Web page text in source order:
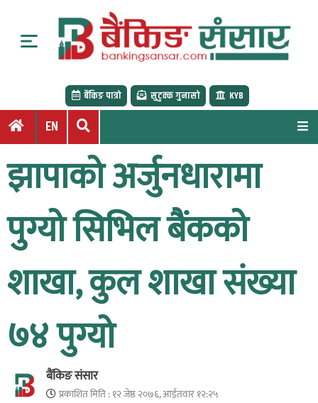
o
बैंकिङ पात्रो सुटुक्क गुनासो KYB
EN
झापाको अर्जुनधारामा
पुग्यो सिभिल बैंकको
शाखा, कुल शाखा संख्या
७४ पुग्यो
बैंकिङ संसार
प्रकाशित मिति :१२ जेष्ठ २०७६, आईतवार १२:२५